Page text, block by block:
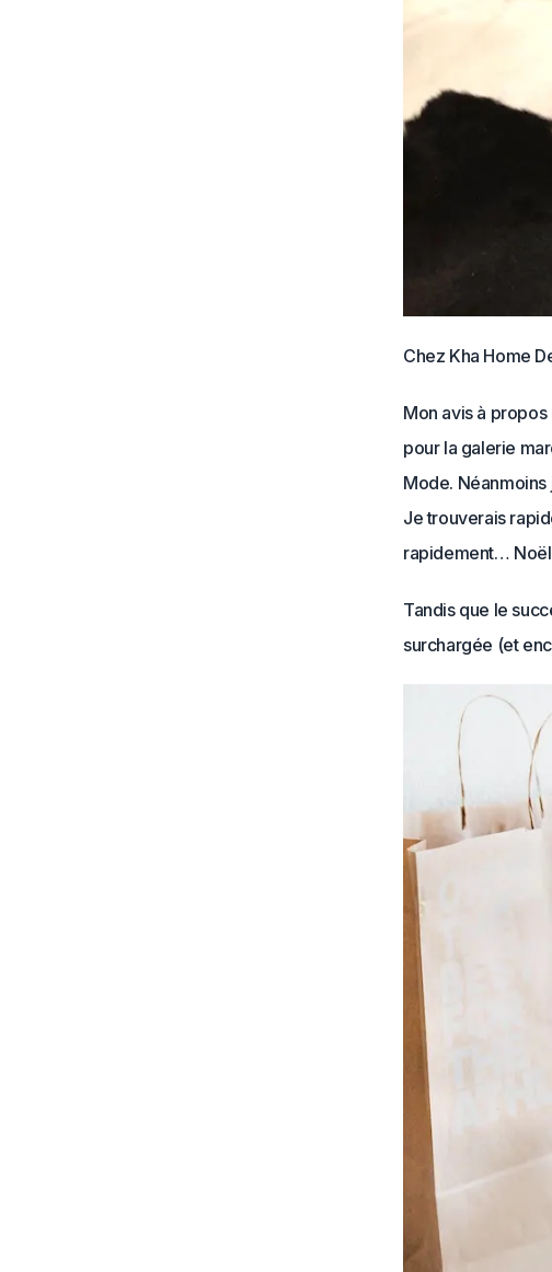
Chez Kha Home
Mon avis à propos
pour la galerie
Mode. Néanmoins
Je trouverais
rapidement…
Tandis que le
surchargée (et